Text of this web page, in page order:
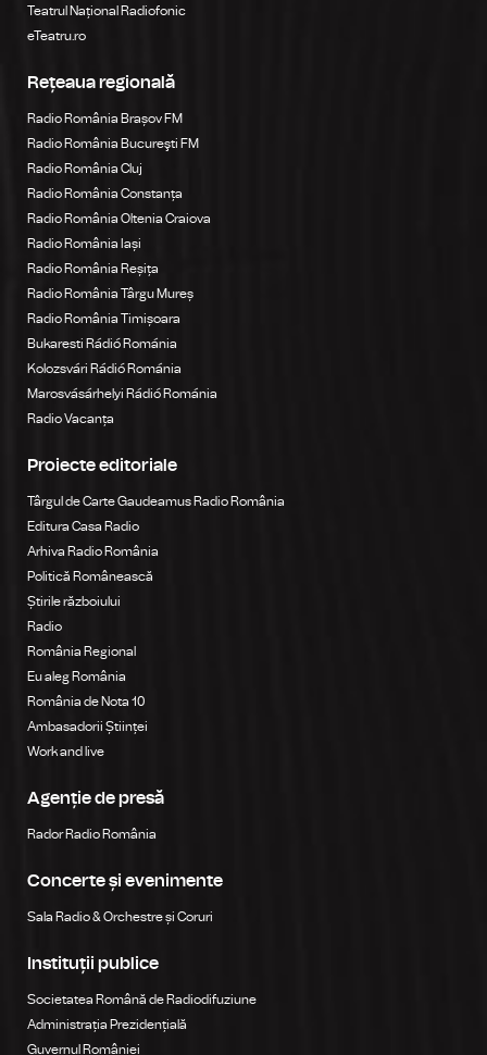
Teatrul Național Radiofonic
eTeatru.ro
Rețeaua regională
Radio România Brașov FM
Radio România Bucureşti FM
Radio România Cluj
Radio România Constanța
Radio România Oltenia Craiova
Radio România Iași
Radio România Reșița
Radio România Târgu Mureș
Radio România Timișoara
Bukaresti Rádió Románia
Kolozsvári Rádió Románia
Marosvásárhelyi Rádió Románia
Radio Vacanța
Proiecte editoriale
Târgul de Carte Gaudeamus Radio România
Editura Casa Radio
Arhiva Radio România
Politică Românească
Știrile războiului
Radio
România Regional
Eu aleg România
România de Nota 10
Ambasadorii Științei
Work and live
Agenție de presă
Rador Radio România
Concerte și evenimente
Sala Radio & Orchestre și Coruri
Instituții publice
Societatea Română de Radiodifuziune
Administrația Prezidențială
Guvernul României